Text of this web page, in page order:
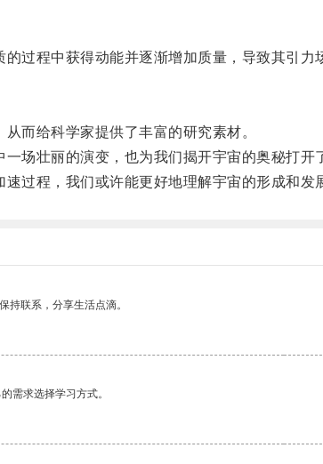
程中获得动能并逐渐增加质量，导致其引力
给科学家提供了丰富的研究素材。
壮丽的演变，也为我们揭开宇宙的奥秘打开
程，我们或许能更好地理解宇宙的形成和发
持联系，分享生活点滴。
需求选择学习方式。